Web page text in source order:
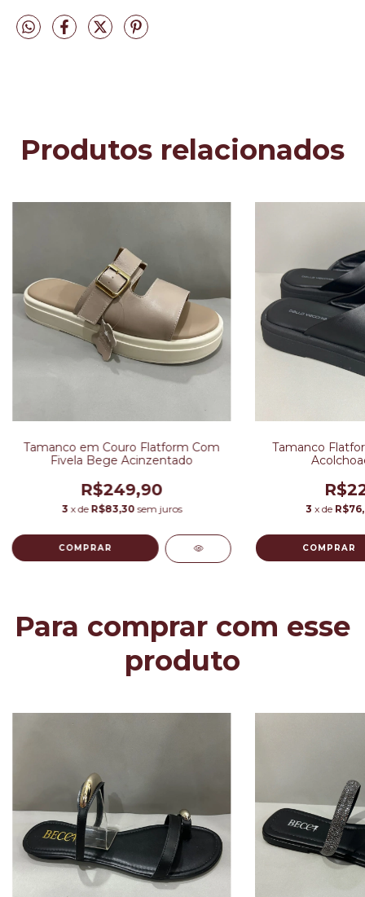
Produtos relacionados
Tamanco em Couro Flatform Com
Fivela Bege Acinzentado
R$249,90
3 x de R$83,30 sem juros
COMPRAR
Tamanco
3 x de
COMPRAR
Para comprar com esse
produto